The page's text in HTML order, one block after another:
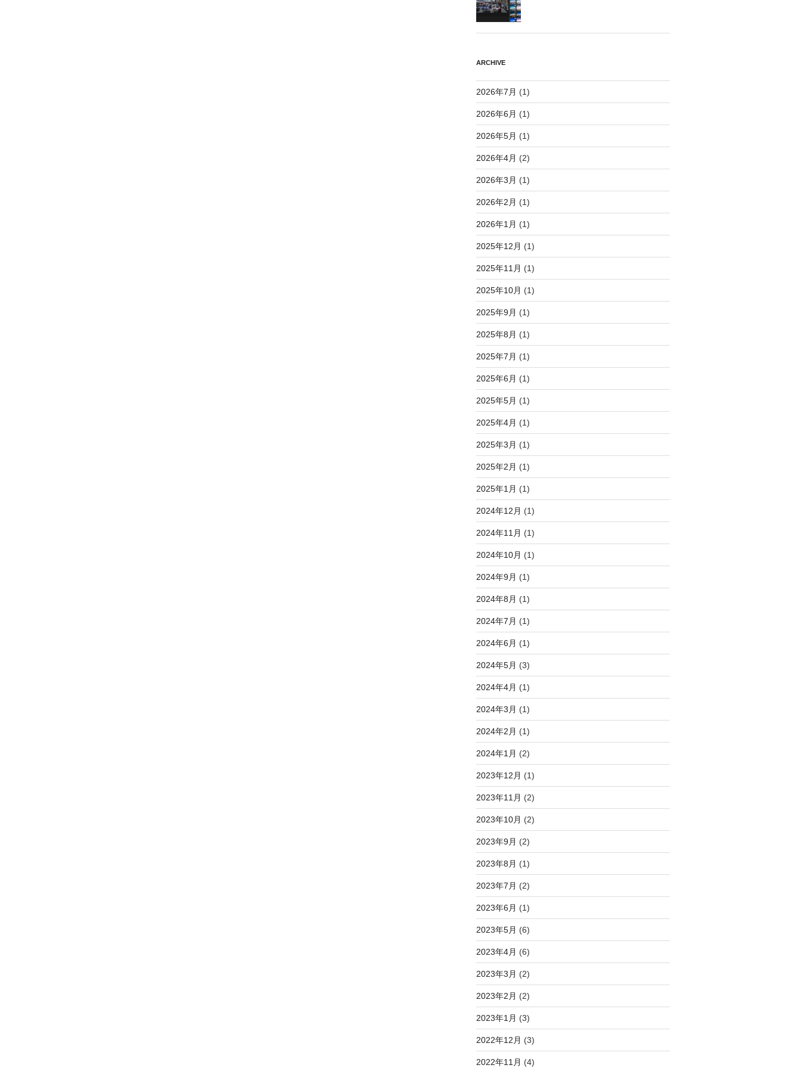
ARCHIVE
2026年7月 (1)
2026年6月 (1)
2026年5月 (1)
2026年4月 (2)
2026年3月 (1)
2026年2月 (1)
2026年1月 (1)
2025年12月 (1)
2025年11月 (1)
2025年10月 (1)
2025年9月 (1)
2025年8月 (1)
2025年7月 (1)
2025年6月 (1)
2025年5月 (1)
2025年4月 (1)
2025年3月 (1)
2025年2月 (1)
2025年1月 (1)
2024年12月 (1)
2024年11月 (1)
2024年10月 (1)
2024年9月 (1)
2024年8月 (1)
2024年7月 (1)
2024年6月 (1)
2024年5月 (3)
2024年4月 (1)
2024年3月 (1)
2024年2月 (1)
2024年1月 (2)
2023年12月 (1)
2023年11月 (2)
2023年10月 (2)
2023年9月 (2)
2023年8月 (1)
2023年7月 (2)
2023年6月 (1)
2023年5月 (6)
2023年4月 (6)
2023年3月 (2)
2023年2月 (2)
2023年1月 (3)
2022年12月 (3)
2022年11月 (4)